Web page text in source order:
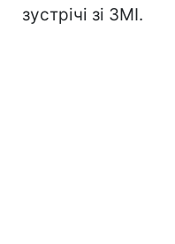
зустрічі зі ЗМІ.